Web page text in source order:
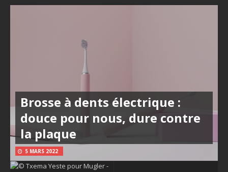
Brosse à dents électrique :
douce pour nous, dure contre
la plaque
5 MARS 2022